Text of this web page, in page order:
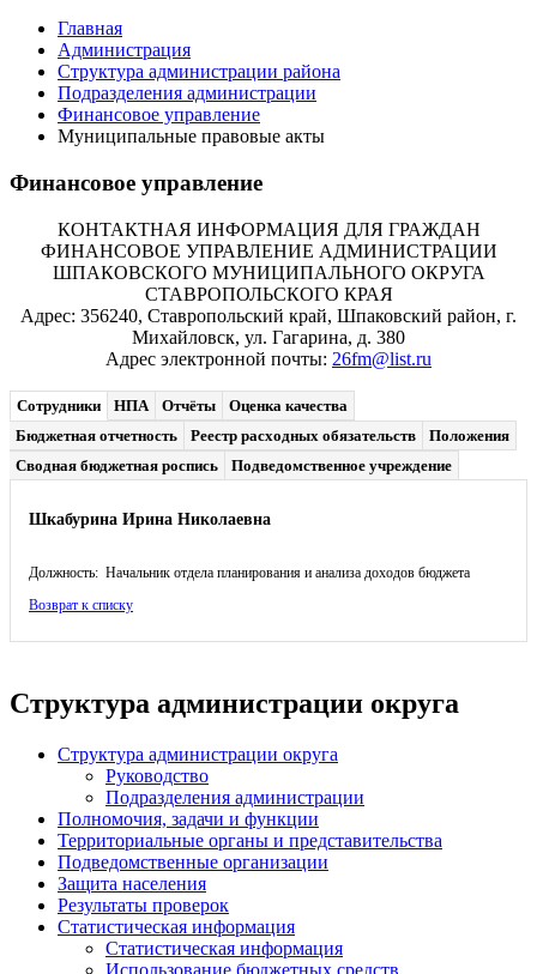
Главная
Администрация
Структура администрации района
Подразделения администрации
Финансовое управление
Муниципальные правовые акты
Финансовое управление
КОНТАКТНАЯ ИНФОРМАЦИЯ ДЛЯ ГРАЖДАН
ФИНАНСОВОЕ УПРАВЛЕНИЕ АДМИНИСТРАЦИИ
ШПАКОВСКОГО МУНИЦИПАЛЬНОГО ОКРУГА
СТАВРОПОЛЬСКОГО КРАЯ
Адрес: 356240, Ставропольский край, Шпаковский район, г.
Михайловск, ул. Гагарина, д. 380
Адрес электронной почты: 26fm@list.ru
Сотрудники НПА Отчёты
Оценка качества
Бюджетная отчетность
Реестр расходных обязательств
Положения
Сводная бюджетная роспись
Подведомственное учреждение
Шкабурина Ирина Николаевна
Должность: Начальник отдела планирования и анализа доходов бюджета
Возврат к списку
Структура администрации округа
Структура администрации округа
Руководство
Подразделения администрации
Полномочия, задачи и функции
Территориальные органы и представительства
Подведомственные организации
Защита населения
Результаты проверок
Статистическая информация
Статистическая информация
Использование бюджетных средств